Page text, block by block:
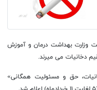
وزارت بهداشت درمان و آموزش
حق و مسئولیت همگانی»